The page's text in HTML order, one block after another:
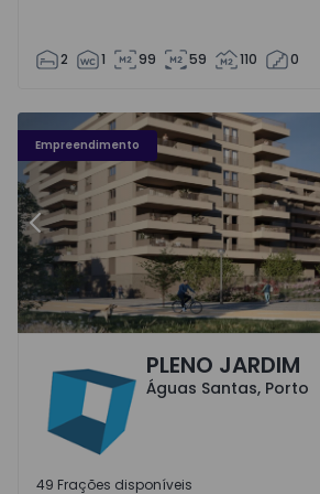
2 1 99 59 110 0
Empreendimento
Fachada PLENO JARDIM - 3
Anterior
Águas Santas, PortoPLENO JARDIM
Águas Santas, Porto
49 Frações disponíveis